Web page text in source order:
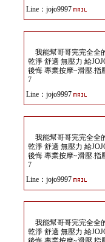
Line：jojo9997
我能幫哥哥完完全全
乾淨 舒適 無壓力 給
後悔 專業按摩~滑壓.
7
Line：jojo9997
我能幫哥哥完完全全
乾淨 舒適 無壓力 給
後悔 專業按摩~滑壓.
7
Line：jojo9997
我能幫哥哥完完全全
乾淨 舒適 無壓力 給